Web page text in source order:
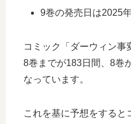
9巻の発売日は2025
コミック「ダーウィン事
8巻までが183日間、8巻
なっています。
これを基に予想をすると